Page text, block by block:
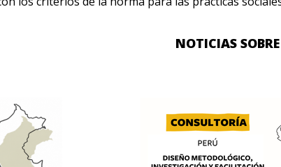
NOTICIAS